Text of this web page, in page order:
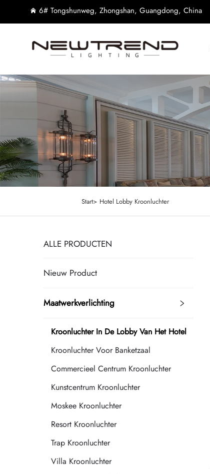
6# Tongshunweg, Zhongshan, Guangdong, China
Start> Hotel Lobby Kroonluchter
ALLE PRODUCTEN
Nieuw Product
Maatwerkverlichting
Kroonluchter In De Lobby Van Het Hotel
Kroonluchter Voor Banketzaal
Commercieel Centrum Kroonluchter
Kunstcentrum Kroonluchter
Moskee Kroonluchter
Resort Kroonluchter
Trap Kroonluchter
Villa Kroonluchter